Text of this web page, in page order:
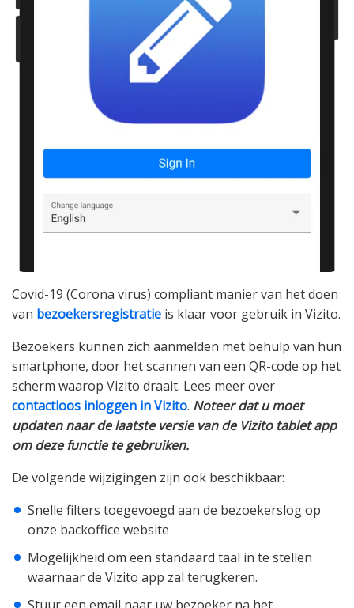
Covid-19 (Corona virus) compliant manier van het doen
van bezoekersregistratie is klaar voor gebruik in Vizito.
Bezoekers kunnen zich aanmelden met behulp van hun
smartphone, door het scannen van een QR-code op het
scherm waarop Vizito draait. Lees meer over
contactloos inloggen in Vizito. Noteer dat u moet
updaten naar de laatste versie van de Vizito tablet app
om deze functie te gebruiken.
De volgende wijzigingen zijn ook beschikbaar:
Snelle filters toegevoegd aan de bezoekerslog op
onze backoffice website
Mogelijkheid om een standaard taal in te stellen
waarnaar de Vizito app zal terugkeren.